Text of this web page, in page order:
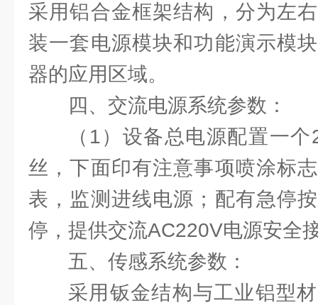
采用铝合金框架结构，分为左
装一套电源模块和功能演示模
器的应用区域。
四、交流电源系统参数：
（1）设备总电源配置一
丝，下面印有注意事项喷涂标
表，监测进线电源；配有急停
停，提供交流AC220V电源安全
五、传感系统参数：
采用钣金结构与工业铝型